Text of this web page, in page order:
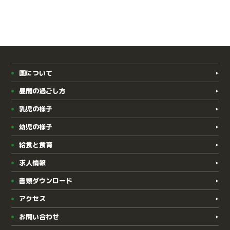
園について
昼間の過ごし方
乳児の様子
幼児の様子
給食と食育
求人情報
書類ダウンロード
アクセス
お問い合わせ